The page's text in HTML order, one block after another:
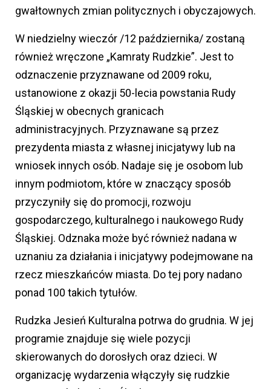
gwałtownych zmian politycznych i obyczajowych.
W niedzielny wieczór /12 października/ zostaną
również wręczone „Kamraty Rudzkie”. Jest to
odznaczenie przyznawane od 2009 roku,
ustanowione z okazji 50-lecia powstania Rudy
Śląskiej w obecnych granicach
administracyjnych. Przyznawane są przez
prezydenta miasta z własnej inicjatywy lub na
wniosek innych osób. Nadaje się je osobom lub
innym podmiotom, które w znaczący sposób
przyczyniły się do promocji, rozwoju
gospodarczego, kulturalnego i naukowego Rudy
Śląskiej. Odznaka może być również nadana w
uznaniu za działania i inicjatywy podejmowane na
rzecz mieszkańców miasta. Do tej pory nadano
ponad 100 takich tytułów.
Rudzka Jesień Kulturalna potrwa do grudnia. W jej
programie znajduje się wiele pozycji
skierowanych do dorosłych oraz dzieci. W
organizację wydarzenia włączyły się rudzkie